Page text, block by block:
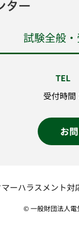
試験全般
TEL
受付時間
お
ーハラスメント対
© 一般財団法人電